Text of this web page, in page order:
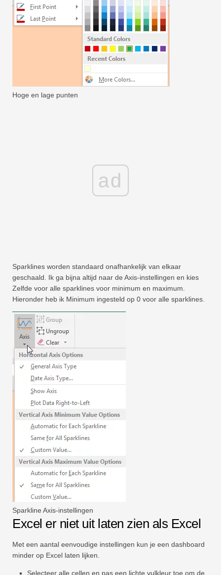
Hoge en lage punten
ad
Sparklines worden standaard onafhankelijk van elkaar
geschaald. Ik ga bijna altijd naar de Axis-instellingen en kies
Zelfde voor alle sparklines voor minimum en maximum.
Hieronder heb ik Minimum ingesteld op 0 voor alle sparklines.
Sparkline Axis-instellingen
Excel er niet uit laten zien als Excel
Met een aantal eenvoudige instellingen kun je een dashboard
minder op Excel laten lijken.
Selecteer alle cellen en pas een lichte vulkleur toe om de